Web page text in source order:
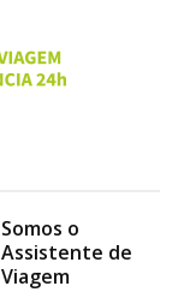
Somos o
Assistente de
Viagem